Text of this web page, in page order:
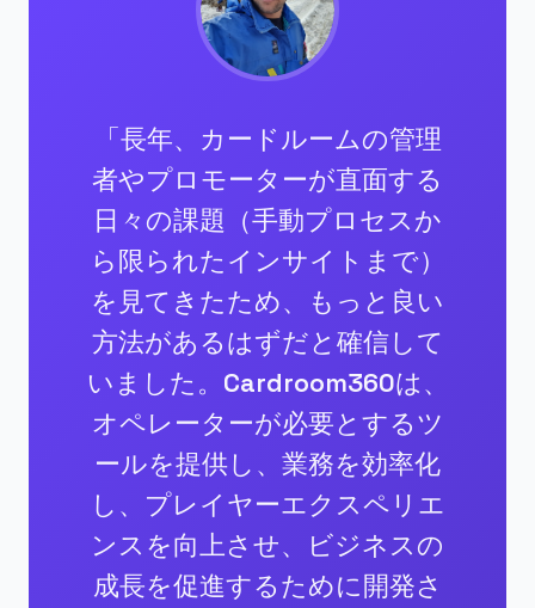
「長年、カードルームの管理
者やプロモーターが直面する
日々の課題（手動プロセスか
ら限られたインサイトまで）
を見てきたため、もっと良い
方法があるはずだと確信して
いました。Cardroom360は、
オペレーターが必要とするツ
ールを提供し、業務を効率化
し、プレイヤーエクスペリエ
ンスを向上させ、ビジネスの
成長を促進するために開発さ